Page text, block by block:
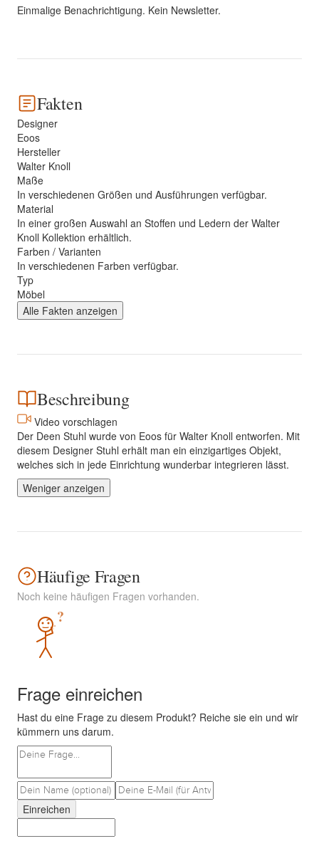
Einmalige Benachrichtigung. Kein Newsletter.
Fakten
Designer
Eoos
Hersteller
Walter Knoll
Maße
In verschiedenen Größen und Ausführungen verfügbar.
Material
In einer großen Auswahl an Stoffen und Ledern der Walter
Knoll Kollektion erhältlich.
Farben / Varianten
In verschiedenen Farben verfügbar.
Typ
Möbel
Alle Fakten anzeigen
Beschreibung
Video vorschlagen
Der Deen Stuhl wurde von Eoos für Walter Knoll entworfen. Mit
diesem Designer Stuhl erhält man ein einzigartiges Objekt,
welches sich in jede Einrichtung wunderbar integrieren lässt.
Weniger anzeigen
Häufige Fragen
Noch keine häufigen Fragen vorhanden.
?
Frage einreichen
Hast du eine Frage zu diesem Produkt? Reiche sie ein und wir
kümmern uns darum.
Einreichen